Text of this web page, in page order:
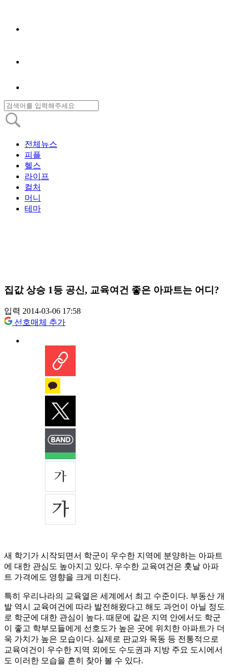
전체뉴스
피플
헬스
라이프
컬처
머니
테마
집값 상승 1등 공신, 교육여건 좋은 아파트는 어디?
입력 2014-03-06 17:58
선호매체 추가
새 학기가 시작되면서 학군이 우수한 지역에 분양하는 아파트
에 대한 관심도 높아지고 있다. 우수한 교육여건은 훗날 아파
트 가격에도 영향을 크게 미친다.
특히 우리나라의 교육열은 세계에서 최고 수준이다. 부동산 개
발 역시 교육여건에 따라 발전해왔다고 해도 과언이 아닐 정도
로 학군에 대한 관심이 높다. 때문에 같은 지역 안에서도 학군
이 좋고 학부모들에게 선호도가 높은 곳에 위치한 아파트가 더
욱 가치가 높은 모습이다. 실제로 판교와 목동 등 전통적으로
교육여건이 우수한 지역 외에도 수도권과 지방 주요 도시에서
도 이러한 모습을 흔히 찾아 볼 수 있다.